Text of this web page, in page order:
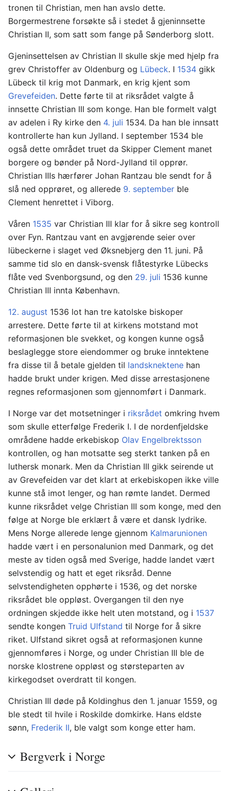
tronen til Christian, men han avslo dette.
Borgermestrene forsøkte så i stedet å gjeninnsette
Christian II, som satt som fange på Sønderborg slott.
Gjeninsettelsen av Christian II skulle skje med hjelp fra
grev Christoffer av Oldenburg og Lübeck. I 1534 gikk
Lübeck til krig mot Danmark, en krig kjent som
Grevefeiden. Dette førte til at riksrådet valgte å
innsette Christian III som konge. Han ble formelt valgt
av adelen i Ry kirke den 4. juli 1534. Da han ble innsatt
kontrollerte han kun Jylland. I september 1534 ble
også dette området truet da Skipper Clement manet
borgere og bønder på Nord-Jylland til opprør.
Christian IIIs hærfører Johan Rantzau ble sendt for å
slå ned opprøret, og allerede 9. september ble
Clement henrettet i Viborg.
Våren 1535 var Christian III klar for å sikre seg kontroll
over Fyn. Rantzau vant en avgjørende seier over
lübeckerne i slaget ved Øksnebjerg den 11. juni. På
samme tid slo en dansk-svensk flåtestyrke Lübecks
flåte ved Svenborgsund, og den 29. juli 1536 kunne
Christian III innta København.
12. august 1536 lot han tre katolske biskoper
arrestere. Dette førte til at kirkens motstand mot
reformasjonen ble svekket, og kongen kunne også
beslaglegge store eiendommer og bruke inntektene
fra disse til å betale gjelden til landsknektene han
hadde brukt under krigen. Med disse arrestasjonene
regnes reformasjonen som gjennomført i Danmark.
I Norge var det motsetninger i riksrådet omkring hvem
som skulle etterfølge Frederik I. I de nordenfjeldske
områdene hadde erkebiskop Olav Engelbrektsson
kontrollen, og han motsatte seg sterkt tanken på en
luthersk monark. Men da Christian III gikk seirende ut
av Grevefeiden var det klart at erkebiskopen ikke ville
kunne stå imot lenger, og han rømte landet. Dermed
kunne riksrådet velge Christian III som konge, med den
følge at Norge ble erklært å være et dansk lydrike.
Mens Norge allerede lenge gjennom Kalmarunionen
hadde vært i en personalunion med Danmark, og det
meste av tiden også med Sverige, hadde landet vært
selvstendig og hatt et eget riksråd. Denne
selvstendigheten opphørte i 1536, og det norske
riksrådet ble oppløst. Overgangen til den nye
ordningen skjedde ikke helt uten motstand, og i 1537
sendte kongen Truid Ulfstand til Norge for å sikre
riket. Ulfstand sikret også at reformasjonen kunne
gjennomføres i Norge, og under Christian III ble de
norske klostrene oppløst og størsteparten av
kirkegodset overdratt til kongen.
Christian III døde på Koldinghus den 1. januar 1559, og
ble stedt til hvile i Roskilde domkirke. Hans eldste
sønn, Frederik II, ble valgt som konge etter ham.
Bergverk i Norge